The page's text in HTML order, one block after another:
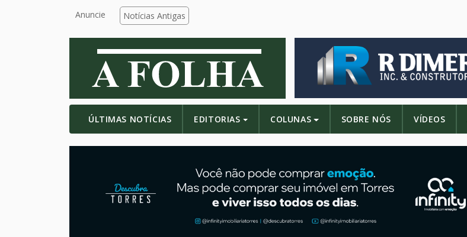
Anuncie Notícias Antigas
ÚLTIMAS NOTÍCIAS EDITORIAS COLUNAS SOBRE NÓS VÍDEOS